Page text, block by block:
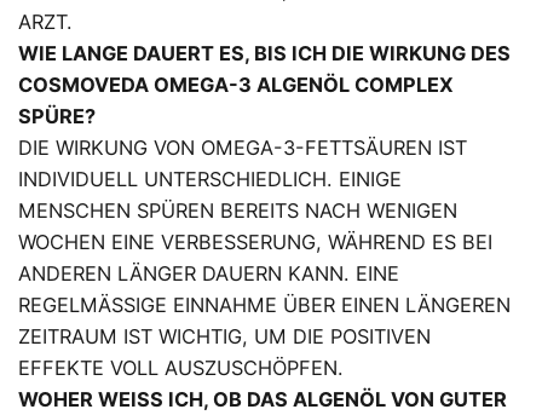
ARZT.
WIE LANGE DAUERT ES, BIS ICH DIE WIRKUNG DES
COSMOVEDA OMEGA-3 ALGENÖL COMPLEX
SPÜRE?
DIE WIRKUNG VON OMEGA-3-FETTSÄUREN IST
INDIVIDUELL UNTERSCHIEDLICH. EINIGE
MENSCHEN SPÜREN BEREITS NACH WENIGEN
WOCHEN EINE VERBESSERUNG, WÄHREND ES BEI
ANDEREN LÄNGER DAUERN KANN. EINE
REGELMÄSSIGE EINNAHME ÜBER EINEN LÄNGEREN Z
EITRAUM IST WICHTIG, UM DIE POSITIVEN E
FFEKTE VOLL AUSZUSCHÖPFEN.
WOHER WEISS ICH, OB DAS ALGENÖL VON GUTER Q